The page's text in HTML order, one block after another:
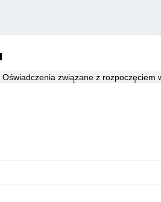
Oświadczenia związane z rozpoczęciem